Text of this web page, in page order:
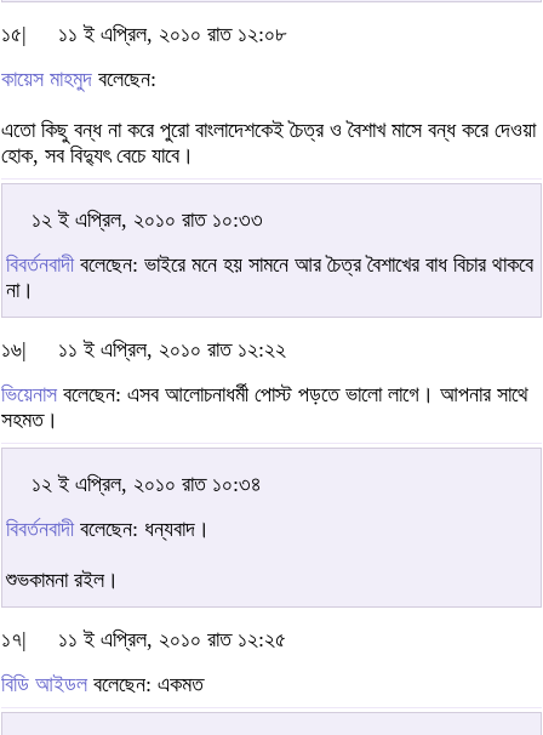
১৫|
১১ ই এপ্রিল, ২০১০ রাত ১২:০৮
কায়েস মাহমুদ বলেছেন:
এতো কিছু বন্ধ না করে পুরো বাংলাদেশকেই চৈত্র ও বৈশাখ মাসে বন্ধ করে দেওয়া
হোক, সব বিদ্যুৎ বেচে যাবে।
১২ ই এপ্রিল, ২০১০ রাত ১০:৩৩
বিবর্তনবাদীবলেছেন: ভাইরে মনে হয় সামনে আর চৈত্র বৈশাখের বাধ বিচার থাকবে
না।
১৬|
১১ ই এপ্রিল, ২০১০ রাত ১২:২২
ভিয়েনাস বলেছেন: এসব আলোচনাধর্মী পোস্ট পড়তে ভালো লাগে। আপনার সাথে
সহমত।
১২ ই এপ্রিল, ২০১০ রাত ১০:৩৪
বিবর্তনবাদীবলেছেন: ধন্যবাদ।
শুভকামনা রইল।
১৭|
১১ ই এপ্রিল, ২০১০ রাত ১২:২৫
বিডি আইডল বলেছেন: একমত